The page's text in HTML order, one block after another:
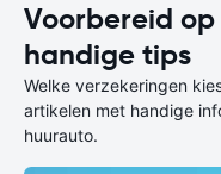
Voorbereid
handige tips
Welke verzekeringen
artikelen met handige
huurauto.